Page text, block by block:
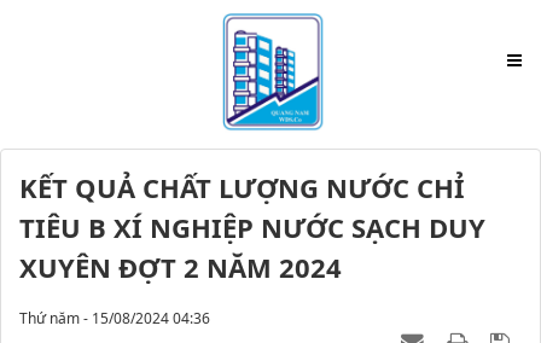
KẾT QUẢ CHẤT LƯỢNG NƯỚC CHỈ
TIÊU B XÍ NGHIỆP NƯỚC SẠCH DUY
XUYÊN ĐỢT 2 NĂM 2024
Thứ năm - 15/08/2024 04:36